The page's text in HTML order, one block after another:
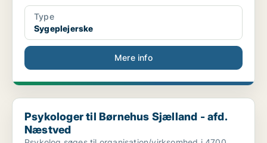
Type
Sygeplejerske
Mere info
Psykologer til Børnehus Sjælland - afd. Næstved
Psykologer til Børnehus Sjælland - afd.
Næstved